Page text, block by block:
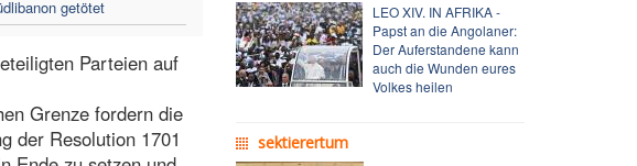
getötet
Parteien auf
Grenze fordern die
der Resolution 1701
LEO XIV. IN AFRIKA -
Papst an die Angolaner:
Der Auferstandene kann
auch die Wunden eures
Volkes heilen
sektierertum